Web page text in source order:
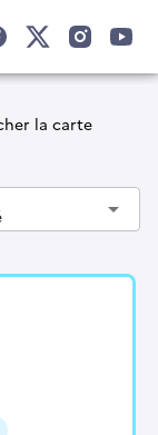
la carte
arrow_drop_down